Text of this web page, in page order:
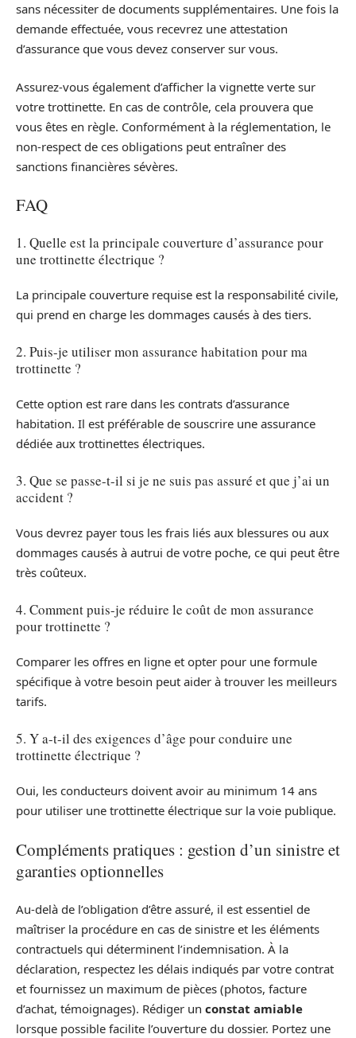
sans nécessiter de documents supplémentaires. Une fois la
demande effectuée, vous recevrez une attestation
d’assurance que vous devez conserver sur vous.
Assurez-vous également d’afficher la vignette verte sur
votre trottinette. En cas de contrôle, cela prouvera que
vous êtes en règle. Conformément à la réglementation, le
non-respect de ces obligations peut entraîner des
sanctions financières sévères.
FAQ
1. Quelle est la principale couverture d’assurance pour
une trottinette électrique ?
La principale couverture requise est la responsabilité civile,
qui prend en charge les dommages causés à des tiers.
2. Puis-je utiliser mon assurance habitation pour ma
trottinette ?
Cette option est rare dans les contrats d’assurance
habitation. Il est préférable de souscrire une assurance
dédiée aux trottinettes électriques.
3. Que se passe-t-il si je ne suis pas assuré et que j’ai un
accident ?
Vous devrez payer tous les frais liés aux blessures ou aux
dommages causés à autrui de votre poche, ce qui peut être
très coûteux.
4. Comment puis-je réduire le coût de mon assurance
pour trottinette ?
Comparer les offres en ligne et opter pour une formule
spécifique à votre besoin peut aider à trouver les meilleurs
tarifs.
5. Y a-t-il des exigences d’âge pour conduire une
trottinette électrique ?
Oui, les conducteurs doivent avoir au minimum 14 ans
pour utiliser une trottinette électrique sur la voie publique.
Compléments pratiques : gestion d’un sinistre et
garanties optionnelles
Au-delà de l’obligation d’être assuré, il est essentiel de
maîtriser la procédure en cas de sinistre et les éléments
contractuels qui déterminent l’indemnisation. À la
déclaration, respectez les délais indiqués par votre contrat
et fournissez un maximum de pièces (photos, facture
d’achat, témoignages). Rédiger un constat amiable
lorsque possible facilite l’ouverture du dossier. Portez une